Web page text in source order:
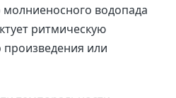
молниеносного водопада
ритмическую
произведения или